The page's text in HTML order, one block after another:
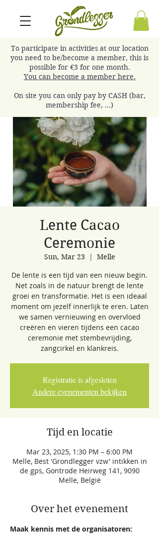
To participate in activities at our location
you need to be/become a member, this is
possible for €3 for one month.
You can become a member here.
On site you can only pay by CASH (bar,
membership fee, ...)
Lente Cacao
Ceremonie
Sun, Mar 23
  |
Melle
De lente is een tijd van een nieuw begin.
Net zoals in de natuur brengt de lente
groei en transformatie. Het is een ideaal
moment om jezelf innerlijk te eren. Laten
we samen vernieuwing en overvloed
creëren en vieren tijdens een cacao
ceremonie met stembevrijding,
zangcirkel en klankreis.
Registratie is afgesloten
Andere evenementen bekijken
Tijd en locatie
Mar 23, 2025, 1:30 PM – 6:00 PM
Melle, Best 'Grondlegger vzw' intikken in
de gps, Gontrode Heirweg 141, 9090
Melle, België
Over het evenement
Maak kennis met de organisatoren: